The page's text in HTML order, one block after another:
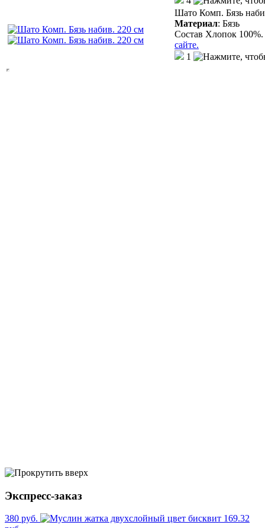
Шато Комп. Бязь
Материал: Бязь
Состав Хлопок
сайте.
1
Экспресс-заказ
380 руб.
169.32